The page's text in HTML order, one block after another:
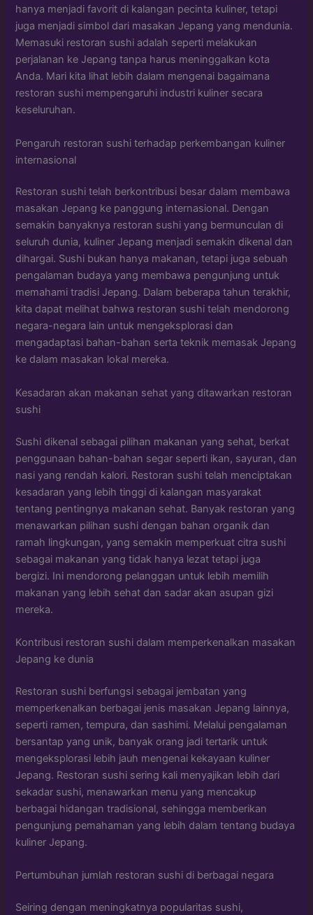
hanya menjadi favorit di kalangan pecinta kuliner, tetapi
juga menjadi simbol dari masakan Jepang yang mendunia.
Memasuki restoran sushi adalah seperti melakukan
perjalanan ke Jepang tanpa harus meninggalkan kota
Anda. Mari kita lihat lebih dalam mengenai bagaimana
restoran sushi mempengaruhi industri kuliner secara
keseluruhan.
Pengaruh restoran sushi terhadap perkembangan kuliner
internasional
Restoran sushi telah berkontribusi besar dalam membawa
masakan Jepang ke panggung internasional. Dengan
semakin banyaknya restoran sushi yang bermunculan di
seluruh dunia, kuliner Jepang menjadi semakin dikenal dan
dihargai. Sushi bukan hanya makanan, tetapi juga sebuah
pengalaman budaya yang membawa pengunjung untuk
memahami tradisi Jepang. Dalam beberapa tahun terakhir,
kita dapat melihat bahwa restoran sushi telah mendorong
negara-negara lain untuk mengeksplorasi dan
mengadaptasi bahan-bahan serta teknik memasak Jepang
ke dalam masakan lokal mereka.
Kesadaran akan makanan sehat yang ditawarkan restoran
sushi
Sushi dikenal sebagai pilihan makanan yang sehat, berkat
penggunaan bahan-bahan segar seperti ikan, sayuran, dan
nasi yang rendah kalori. Restoran sushi telah menciptakan
kesadaran yang lebih tinggi di kalangan masyarakat
tentang pentingnya makanan sehat. Banyak restoran yang
menawarkan pilihan sushi dengan bahan organik dan
ramah lingkungan, yang semakin memperkuat citra sushi
sebagai makanan yang tidak hanya lezat tetapi juga
bergizi. Ini mendorong pelanggan untuk lebih memilih
makanan yang lebih sehat dan sadar akan asupan gizi
mereka.
Kontribusi restoran sushi dalam memperkenalkan masakan
Jepang ke dunia
Restoran sushi berfungsi sebagai jembatan yang
memperkenalkan berbagai jenis masakan Jepang lainnya,
seperti ramen, tempura, dan sashimi. Melalui pengalaman
bersantap yang unik, banyak orang jadi tertarik untuk
mengeksplorasi lebih jauh mengenai kekayaan kuliner
Jepang. Restoran sushi sering kali menyajikan lebih dari
sekadar sushi, menawarkan menu yang mencakup
berbagai hidangan tradisional, sehingga memberikan
pengunjung pemahaman yang lebih dalam tentang budaya
kuliner Jepang.
Pertumbuhan jumlah restoran sushi di berbagai negara
Seiring dengan meningkatnya popularitas sushi,